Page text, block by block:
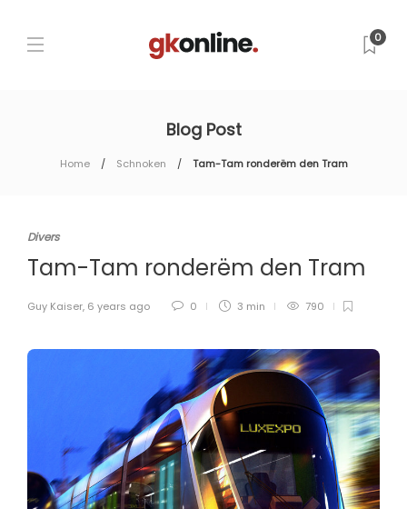
0
Blog Post
Home Schnoken Tam-Tam ronderëm den Tram
Divers
Tam-Tam ronderëm den Tram
Guy Kaiser, 6 years ago 0 3 min 790